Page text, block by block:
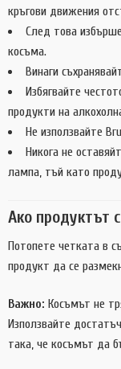
кръгови движения
След това
косъма.
Винаги
Избягвайте
продукти на
Не използвайте
Никога не
лампа, тъй като
Ако продуктът
Потопете четката в
продукт да се
Важно: Косъмът не
Използвайте
така, че косъмът да